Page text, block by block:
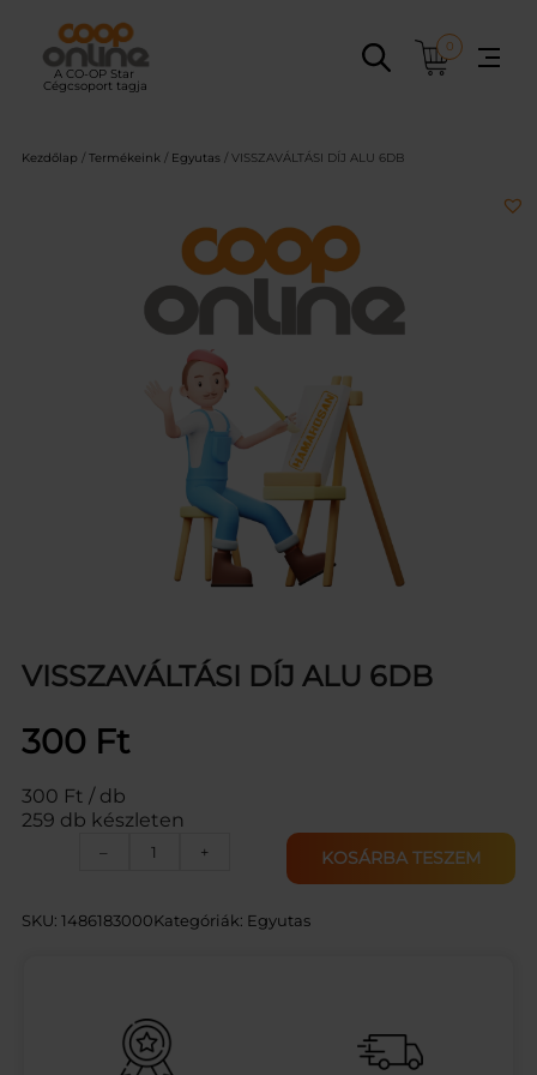
tartalomhoz
0
Kezdőlap / Termékeink / Egyutas / VISSZAVÁLTÁSI DÍJ ALU 6DB
VISSZAVÁLTÁSI DÍJ ALU 6DB
300 Ft
300 Ft / db
259 db készleten
–
V
S
L
T
+ KOSÁRBA TESZEM
SKU: 1486183000Kategóriák: Egyutas